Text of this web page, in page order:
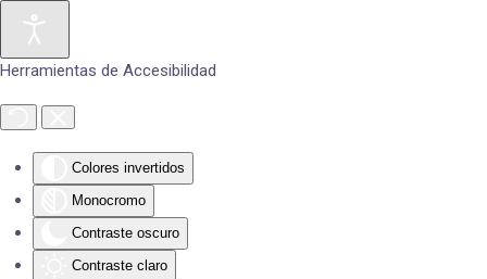
Herramientas de Accesibilidad
Colores invertidos
Monocromo
Contraste oscuro
Contraste claro
Skip to main content